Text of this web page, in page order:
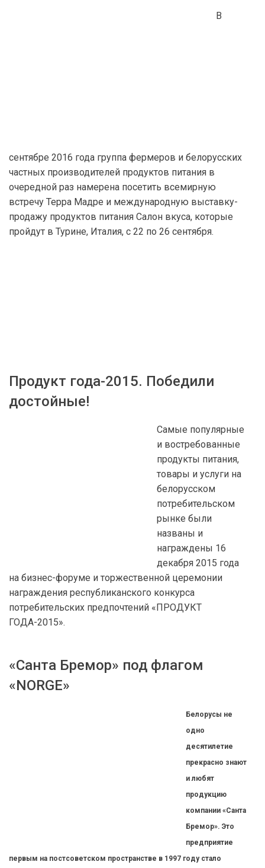
В
сентябре 2016 года группа фермеров и белорусских
частных производителей продуктов питания в
очередной раз намерена посетить всемирную
встречу Терра Мадре и международную выставку-
продажу продуктов питания Салон вкуса, которые
пройдут в Турине, Италия, с 22 по 26 сентября.
Продукт года-2015. Победили
достойные!
Самые популярные
и востребованные
продукты питания,
товары и услуги на
белорусском
потребительском
рынке были
названы и
награждены 16
декабря 2015 года
на бизнес-форуме и торжественной церемонии
награждения республиканского конкурса
потребительских предпочтений «ПРОДУКТ
ГОДА-2015».
«Санта Бремор» под флагом
«NORGE»
Белорусы не
одно
десятилетие
прекрасно знают
и любят
продукцию
компании «Санта
Бремор». Это
предприятие
первым на постсоветском пространстве в 1997 году стало